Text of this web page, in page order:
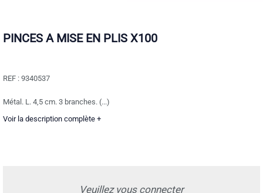
PINCES A MISE EN PLIS X100
REF : 9340537
Métal. L. 4,5 cm. 3 branches. (...)
Voir la description complète +
Veuillez vous connecter